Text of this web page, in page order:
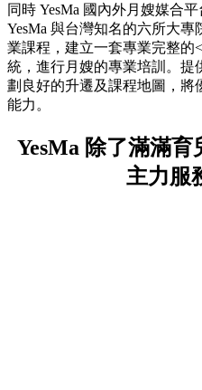
同時 YesMa 國內外月嫂媒合
YesMa 與台灣知名的六所大
業課程，建立一套專業完整的
統，進行月嫂的專業培訓。提
劃良好的升遷及課程地圖，將
能力。
YesMa 除了滿滿
主力服